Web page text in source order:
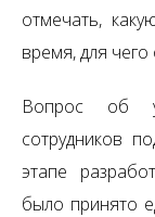
отмечать,
время, для чего
Вопрос об
сотрудников
этапе
было принято